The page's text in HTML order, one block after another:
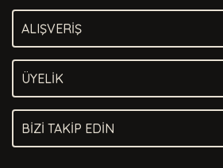
ALIŞVERİŞ
ÜYELİK
BİZİ TAKİP EDİN